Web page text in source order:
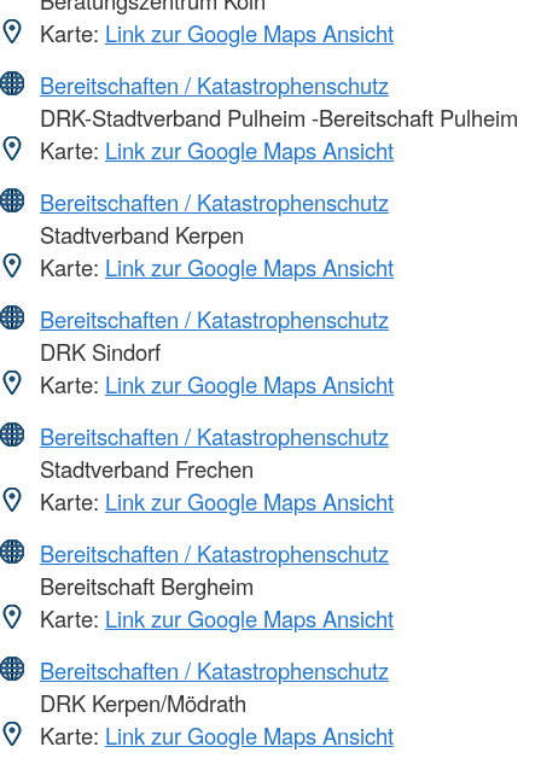
Karte: Link zur Google Maps Ansicht
Bereitschaften / Katastrophenschutz
DRK-Stadtverband Pulheim -Bereitschaft Pulheim
Karte: Link zur Google Maps Ansicht
Bereitschaften / Katastrophenschutz
Stadtverband Kerpen
Karte: Link zur Google Maps Ansicht
Bereitschaften / Katastrophenschutz
DRK Sindorf
Karte: Link zur Google Maps Ansicht
Bereitschaften / Katastrophenschutz
Stadtverband Frechen
Karte: Link zur Google Maps Ansicht
Bereitschaften / Katastrophenschutz
Bereitschaft Bergheim
Karte: Link zur Google Maps Ansicht
Bereitschaften / Katastrophenschutz
DRK Kerpen/Mödrath
Karte: Link zur Google Maps Ansicht